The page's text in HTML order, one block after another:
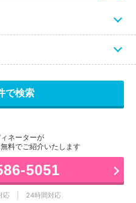
ネーターが
料でご紹介いたします
5051
応 24時間対応